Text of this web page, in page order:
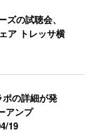
の試聴会、
ア トレッサ横
の詳細が発
アンプ
19